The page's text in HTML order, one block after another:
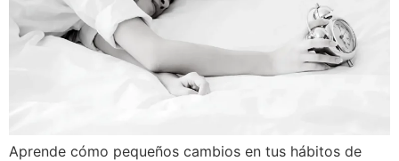
Aprende cómo pequeños cambios en tus hábitos de